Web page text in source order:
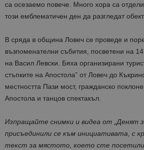
са осезаемо повече. Много хора са
този емблематичен ден да разгледат
В сряда в община Ловеч се проведе и
възпоменателни събития, посветени на
на Васил Левски. Бяха организирани
стъпките на Апостола” от Ловеч до
местността Пази мост, гражданско
Апостола и танцов спектакъл.
Изпращайте снимки и видеа от „Денят
присъединили се към инициативата, с
текст за мястото, което сте